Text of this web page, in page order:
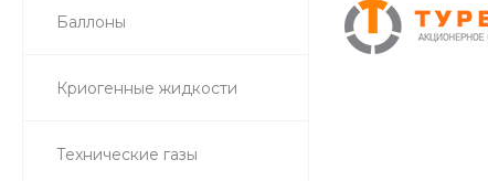
Баллоны
Криогенные жидкости
Технические газы